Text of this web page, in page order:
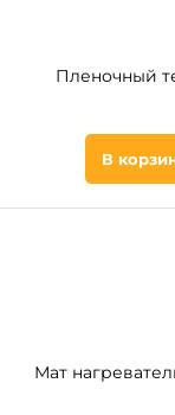
Пленочный
В
Мат